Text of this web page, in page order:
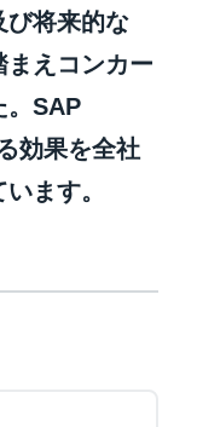
び将来的な
えコンカー
。SAP
効果を全社
ます。